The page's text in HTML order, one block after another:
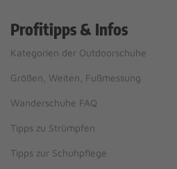
Profitipps & Infos
Kategorien der Outdoorschuhe
Größen, Weiten, Fußmessung
Wanderschuhe FAQ
Tipps zu Strümpfen
Tipps zur Schuhpflege